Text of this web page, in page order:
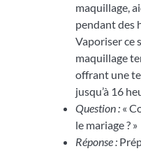
maquillage,
pendant des
Vaporiser ce
maquillage
offrant une
jusqu’à 16
Question : «
le mariage ? »
Réponse :